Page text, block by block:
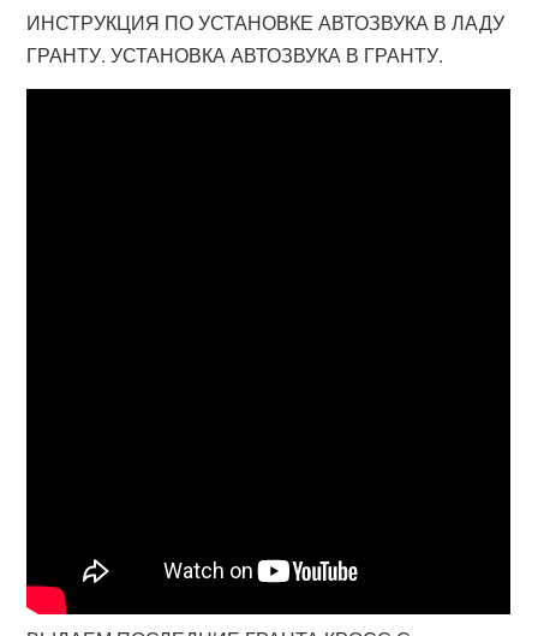
ИНСТРУКЦИЯ ПО УСТАНОВКЕ АВТОЗВУКА В ЛАДУ
ГРАНТУ. УСТАНОВКА АВТОЗВУКА В ГРАНТУ.